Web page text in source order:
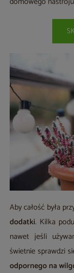
Aby całość była
dodatki. Kilka
nawet jeśli
świetnie sprawdzi
odpornego na